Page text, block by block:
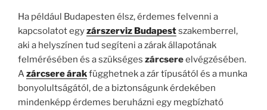
Ha például Budapesten élsz, érdemes felvenni a
kapcsolatot egyzárszerviz Budapestszakemberrel,
aki a helyszínen tud segíteni a zárak állapotának
felmérésében és a szükséges zárcsereelvégzésében.
Azárcsere árakfügghetnek a zár típusától és a munka
bonyolultságától, de a biztonságunk érdekében
mindenképp érdemes beruházni egy megbízható